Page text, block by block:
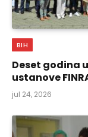
BIH
Deset godina
ustanove
jul 24, 2026